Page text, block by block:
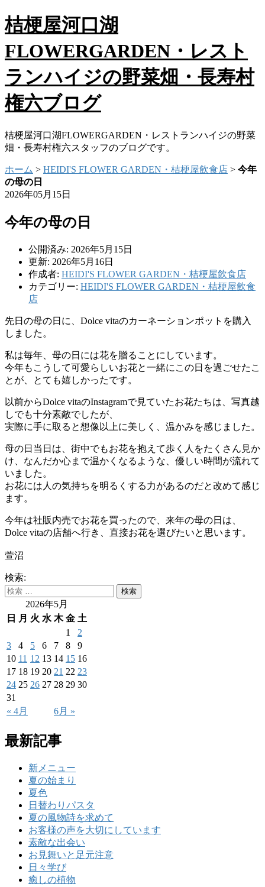
桔梗屋河口湖
FLOWERGARDEN・レスト
ランハイジの野菜畑・長寿村
権六ブログ
桔梗屋河口湖FLOWERGARDEN・レストランハイジの野菜
畑・長寿村権六スタッフのブログです。
ホーム > HEIDI'S FLOWER GARDEN・桔梗屋飲食店 > 今年
の母の日
2026年05月15日
今年の母の日
公開済み: 2026年5月15日
更新: 2026年5月16日
作成者: HEIDI'S FLOWER GARDEN・桔梗屋飲食店
カテゴリー: HEIDI'S FLOWER GARDEN・桔梗屋飲食
店
先日の母の日に、Dolce vitaのカーネーションポットを購入
しました。
私は毎年、母の日には花を贈ることにしています。
今年もこうして可愛らしいお花と一緒にこの日を過ごせたこ
とが、とても嬉しかったです。
以前からDolce vitaのInstagramで見ていたお花たちは、写真越
しでも十分素敵でしたが、
実際に手に取ると想像以上に美しく、温かみを感じました。
母の日当日は、街中でもお花を抱えて歩く人をたくさん見か
け、なんだか心まで温かくなるような、優しい時間が流れて
いました。
お花には人の気持ちを明るくする力があるのだと改めて感じ
ます。
今年は社販内売でお花を買ったので、来年の母の日は、
Dolce vitaの店舗へ行き、直接お花を選びたいと思います。
萱沼
検索:
2026年5月
日
月 火 水 木 金 土
« 4月 6月 »
1
2
3
4 5 6 7 8
9
10 11 12 13 14 15 16
17 18 19 20 21 22 23
24 25 26 27 28 29 30
31
最新記事
新メニュー
夏の始まり
夏色
日替わりパスタ
夏の風物詩を求めて
お客様の声を大切にしています
素敵な出会い
お見舞いと足元注意
日々学び
癒しの植物